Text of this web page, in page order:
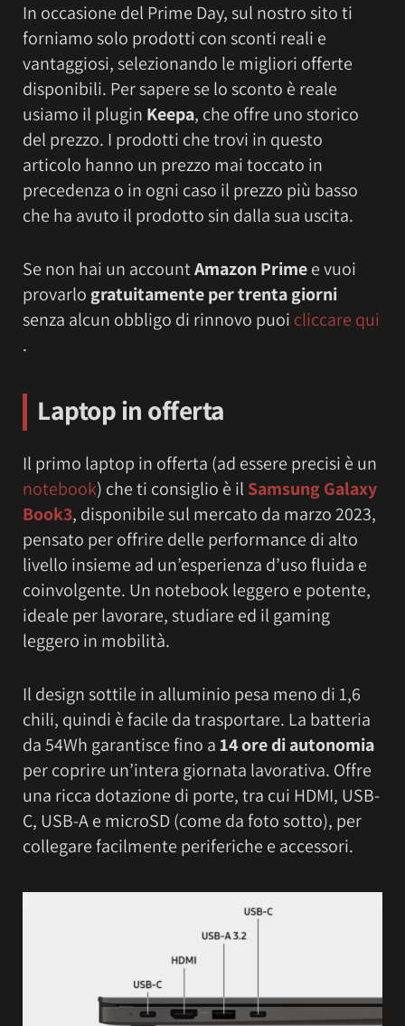
In occasione del Prime Day, sul nostro sito ti
forniamo solo prodotti con sconti reali e
vantaggiosi, selezionando le migliori offerte
disponibili. Per sapere se lo sconto è reale
usiamo il plugin Keepa, che offre uno storico
del prezzo. I prodotti che trovi in questo
articolo hanno un prezzo mai toccato in
precedenza o in ogni caso il prezzo più basso
che ha avuto il prodotto sin dalla sua uscita.
Se non hai un accountAmazon Primee vuoi
provarlo gratuitamente per trenta giorni
senza alcun obbligo di rinnovo puoi cliccare qui
.
Laptop in offerta
Il primo laptop in offerta (ad essere precisi è un
notebook) che ti consiglio è il Samsung Galaxy
Book3, disponibile sul mercato da marzo 2023,
pensato per offrire delle performance di alto
livello insieme ad un’esperienza d’uso fluida e
coinvolgente. Un notebook leggero e potente,
ideale per lavorare, studiare ed il gaming
leggero in mobilità.
Il design sottile in alluminio pesa meno di 1,6
chili, quindi è facile da trasportare. La batteria
da 54Wh garantisce fino a14 ore di autonomia
per coprire un’intera giornata lavorativa. Offre
una ricca dotazione di porte, tra cui HDMI, USB-
C, USB-A e microSD (come da foto sotto), per
collegare facilmente periferiche e accessori.